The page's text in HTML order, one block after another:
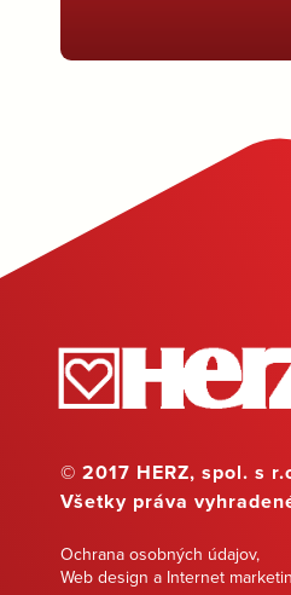
© 2017 HERZ, spol. s
Všetky práva
Ochrana osobných údajov,
Web design a Internet